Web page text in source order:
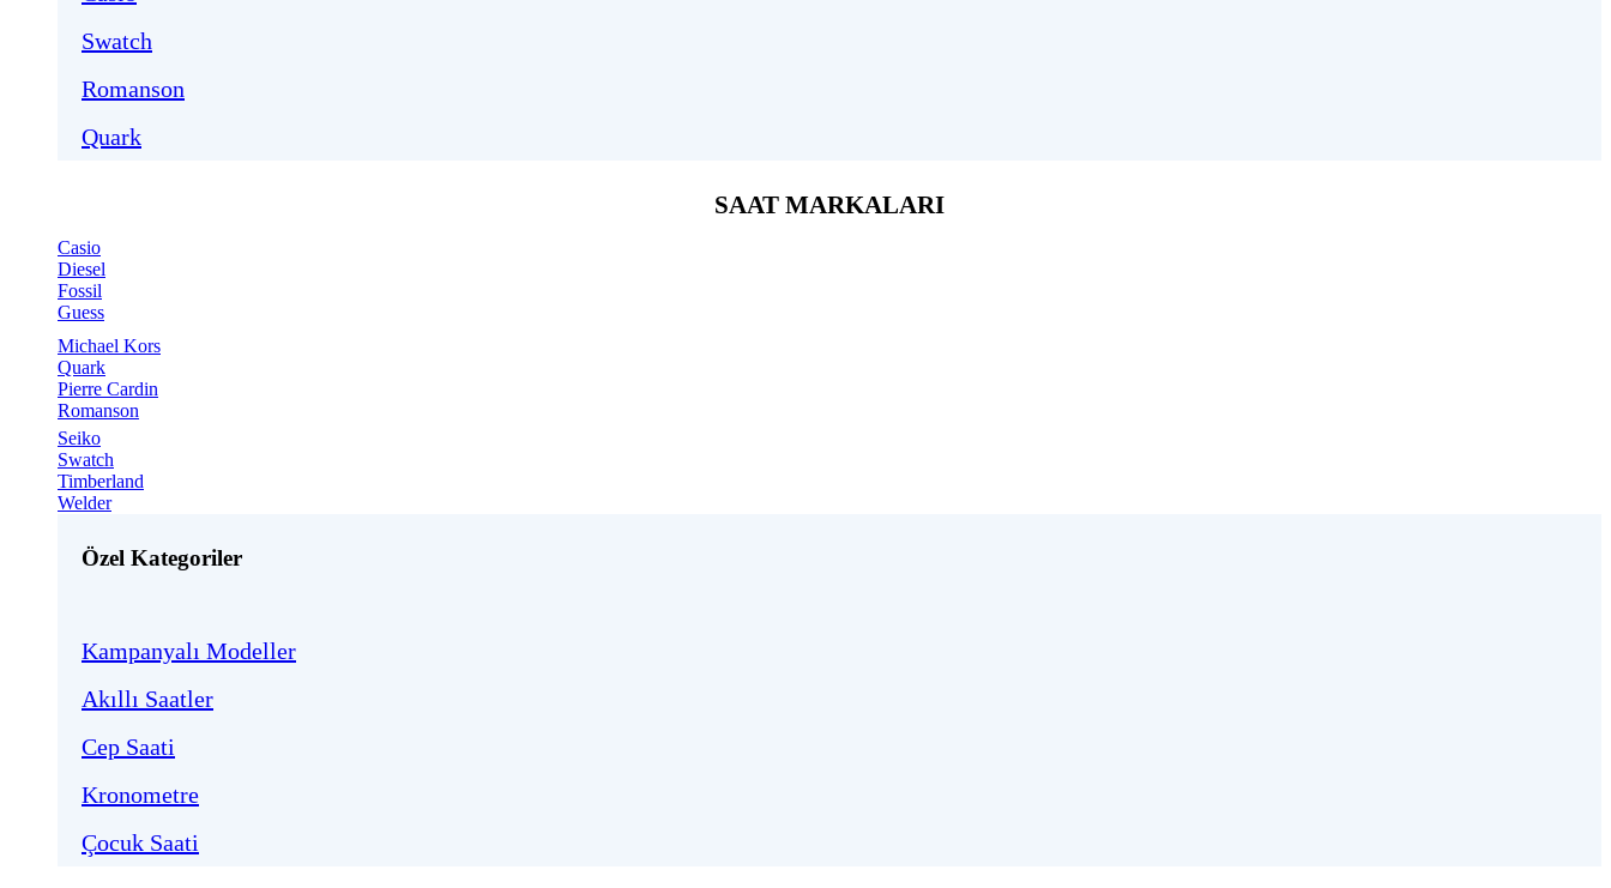
Swatch
Romanson
Quark
SAAT MARKALARI
Casio
Diesel
Fossil
Guess
Michael Kors
Quark
Pierre Cardin
Romanson
Seiko
Swatch
Timberland
Welder
Özel Kategoriler
Kampanyalı Modeller
Akıllı Saatler
Cep Saati
Kronometre
Çocuk Saati